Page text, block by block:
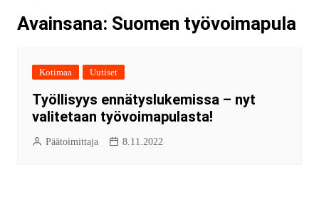
Avainsana: Suomen työvoimapula
Kotimaa Uutiset
Työllisyys ennätyslukemissa – nyt
valitetaan työvoimapulasta!
Päätoimittaja 8.11.2022